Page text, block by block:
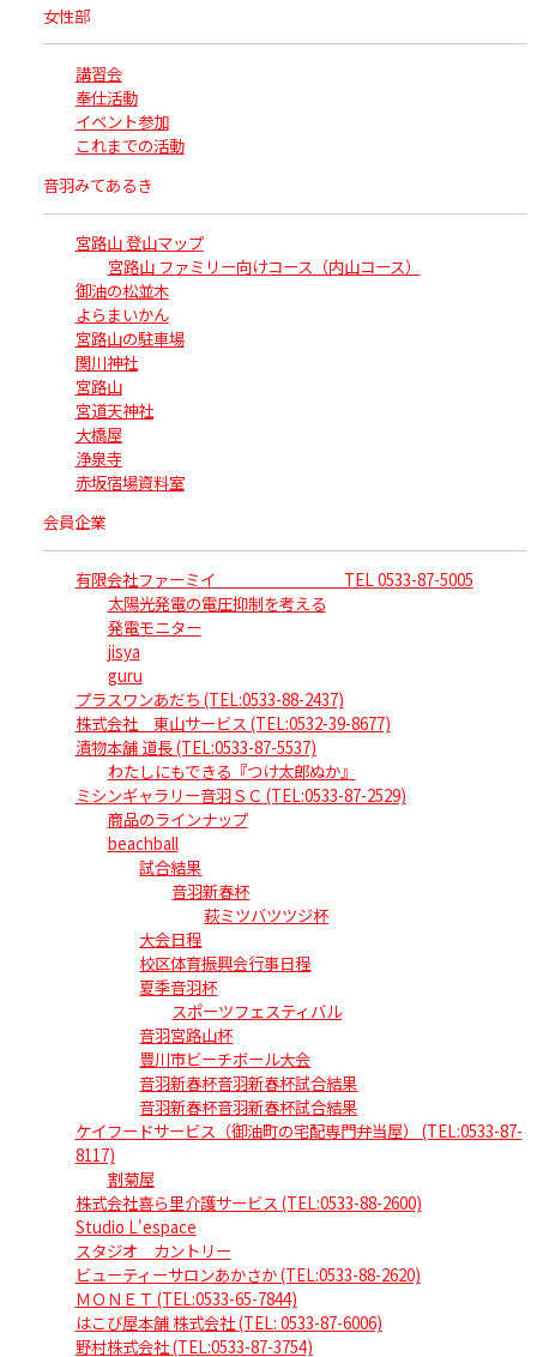
女性部
講習会
奉仕活動
イベント参加
これまでの活動
音羽みてあるき
宮路山 登山マップ
宮路山 ファミリー向けコース（内山コース）
御油の松並木
よらまいかん
宮路山の駐車場
関川神社
宮路山
宮道天神社
大橋屋
浄泉寺
赤坂宿場資料室
会員企業
有限会社ファーミイ TEL 0533-87-5005
太陽光発電の電圧抑制を考える
発電モニター
jisya
guru
プラスワンあだち (TEL:0533-88-2437)
株式会社 東山サービス (TEL:0532-39-8677)
漬物本舗 道長 (TEL:0533-87-5537)
わたしにもできる『つけ太郎ぬか』
ミシンギャラリー音羽ＳＣ (TEL:0533-87-2529)
商品のラインナップ
beachball
試合結果
音羽新春杯
萩ミツバツツジ杯
大会日程
校区体育振興会行事日程
夏季音羽杯
スポーツフェスティバル
音羽宮路山杯
豊川市ビーチボール大会
音羽新春杯音羽新春杯試合結果
音羽新春杯音羽新春杯試合結果
ケイフードサービス（御油町の宅配専門弁当屋） (TEL:0533-87-
8117)
割菊屋
株式会社喜ら里介護サービス (TEL:0533-88-2600)
Studio L'espace
スタジオ カントリー
ビューティーサロンあかさか (TEL:0533-88-2620)
ＭＯＮＥＴ (TEL:0533-65-7844)
はこび屋本舗 株式会社 (TEL: 0533-87-6006)
野村株式会社 (TEL:0533-87-3754)